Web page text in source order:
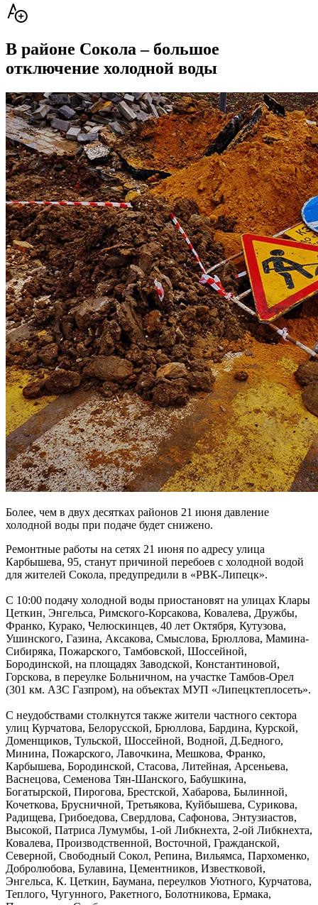
В районе Сокола – большое
отключение холодной воды
Более, чем в двух десятках районов 21 июня давление
холодной воды при подаче будет снижено.
Ремонтные работы на сетях 21 июня по адресу улица
Карбышева, 95, станут причиной перебоев с холодной водой
для жителей Сокола, предупредили в «РВК-Липецк».
С 10:00 подачу холодной воды приостановят на улицах Клары
Цеткин, Энгельса, Римского-Корсакова, Ковалева, Дружбы,
Франко, Курако, Челюскинцев, 40 лет Октября, Кутузова,
Ушинского, Газина, Аксакова, Смыслова, Брюллова, Мамина-
Сибиряка, Пожарского, Тамбовской, Шоссейной,
Бородинской, на площадях Заводской, Константиновой,
Горскова, в переулке Больничном, на участке Тамбов-Орел
(301 км. АЗС Газпром), на объектах МУП «Липецктеплосеть».
С неудобствами столкнутся также жители частного сектора
улиц Курчатова, Белорусской, Брюллова, Бардина, Курской,
Доменщиков, Тульской, Шоссейной, Водной, Д.Бедного,
Минина, Пожарского, Лавочкина, Мешкова, Франко,
Карбышева, Бородинской, Стасова, Литейная, Арсеньева,
Васнецова, Семенова Тян-Шанского, Бабушкина,
Богатырской, Пирогова, Брестской, Хабарова, Былинной,
Кочеткова, Брусничной, Третьякова, Куйбышева, Сурикова,
Радищева, Грибоедова, Свердлова, Сафонова, Энтузиастов,
Высокой, Патриса Лумумбы, 1-ой Либкнехта, 2-ой Либкнехта,
Ковалева, Производственной, Восточной, Гражданской,
Северной, Свободный Сокол, Репина, Вильямса, Пархоменко,
Добролюбова, Булавина, Цементников, Известковой,
Энгельса, К. Цеткин, Баумана, переулков Уютного, Курчатова,
Теплого, Чугунного, Ракетного, Болотникова, Ермака,